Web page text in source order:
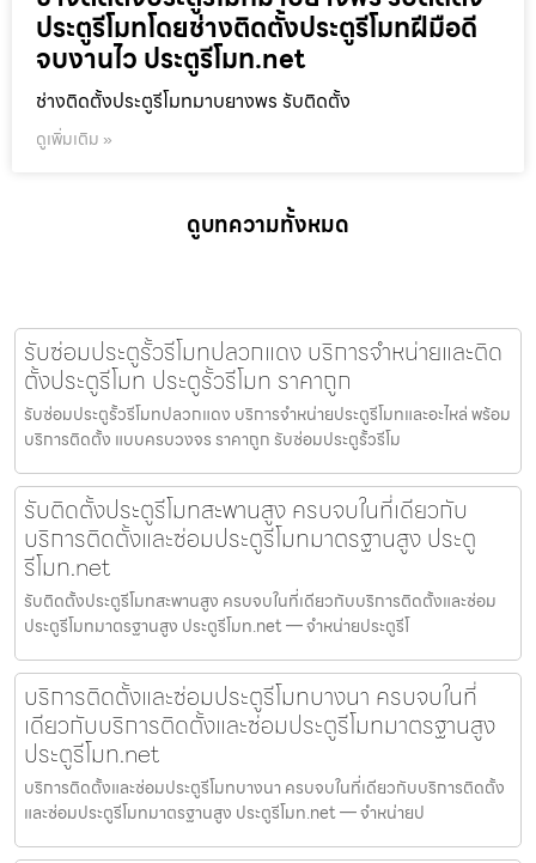
ประตูรีโมทโดยช่างติดตั้งประตูรีโมทฝีมือดี
จบงานไว ประตูรีโมท.net
ช่างติดตั้งประตูรีโมทมาบยางพร รับติดตั้ง
ดูเพิ่มเติม »
ดูบทความทั้งหมด
รับซ่อมประตูรั้วรีโมทปลวกแดง บริการจำหน่ายและติด
ตั้งประตูรีโมท ประตูรั้วรีโมท ราคาถูก
รับซ่อมประตูรั้วรีโมทปลวกแดง บริการจำหน่ายประตูรีโมทและอะไหล่ พร้อม
บริการติดตั้ง แบบครบวงจร ราคาถูก รับซ่อมประตูรั้วรีโม
รับติดตั้งประตูรีโมทสะพานสูง ครบจบในที่เดียวกับ
บริการติดตั้งและซ่อมประตูรีโมทมาตรฐานสูง ประตู
รีโมท.net
รับติดตั้งประตูรีโมทสะพานสูง ครบจบในที่เดียวกับบริการติดตั้งและซ่อม
ประตูรีโมทมาตรฐานสูง ประตูรีโมท.net — จำหน่ายประตูรีโ
บริการติดตั้งและซ่อมประตูรีโมทบางนา ครบจบในที่
เดียวกับบริการติดตั้งและซ่อมประตูรีโมทมาตรฐานสูง
ประตูรีโมท.net
บริการติดตั้งและซ่อมประตูรีโมทบางนา ครบจบในที่เดียวกับบริการติดตั้ง
และซ่อมประตูรีโมทมาตรฐานสูง ประตูรีโมท.net — จำหน่ายป